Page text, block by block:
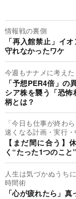
情報戦の裏側
「再入館禁止」イ
守れなかったワケ
今週もナナメに考え
「予想PER4倍」
シア株を襲う「恐
柄とは？
「今日も仕事が終わ
速くなる計画・実行
【まだ間に合う】
く“たった1つのこと”
人生は気づかぬうち
時間術
「心が疲れたら」